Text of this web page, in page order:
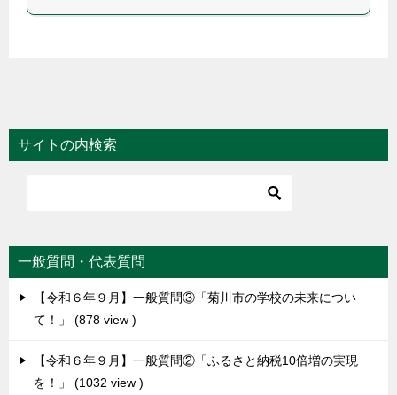
サイトの内検索
一般質問・代表質問
【令和６年９月】一般質問③「菊川市の学校の未来につい
て！」
878 view
【令和６年９月】一般質問②「ふるさと納税10倍増の実現
を！」
1032 view